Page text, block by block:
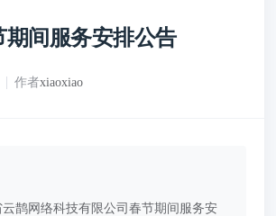
期间服务安排公告
作者xiaoxiao
云鹊网络科技有限公司春节期间服务安